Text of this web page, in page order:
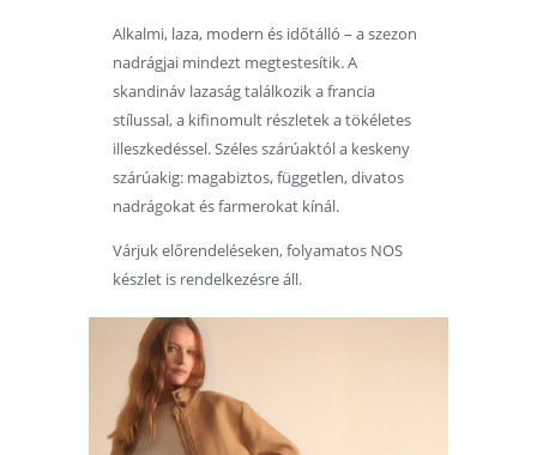
Alkalmi, laza, modern és időtálló – a szezon
nadrágjai mindezt megtestesítik. A
skandináv lazaság találkozik a francia
stílussal, a kifinomult részletek a tökéletes
illeszkedéssel. Széles szárúaktól a keskeny
szárúakig: magabiztos, független, divatos
nadrágokat és farmerokat kínál.
Várjuk előrendeléseken, folyamatos NOS
készlet is rendelkezésre áll.